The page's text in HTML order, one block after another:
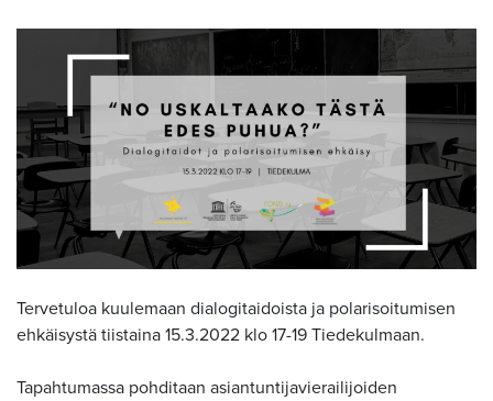
Tervetuloa kuulemaan dialogitaidoista ja polarisoitumisen
ehkäisystä tiistaina 15.3.2022 klo 17-19 Tiedekulmaan.
Tapahtumassa pohditaan asiantuntijavierailijoiden